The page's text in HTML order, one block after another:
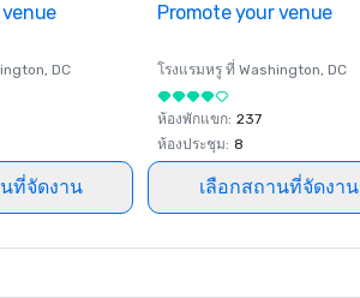
, DC
ที่จัดงาน
Promote your venue
โรงแรมหรู ที่ Washington, DC
ห้องพักแขก: 237
ห้องประชุม: 8
เลือกสถานที่จัดงาน